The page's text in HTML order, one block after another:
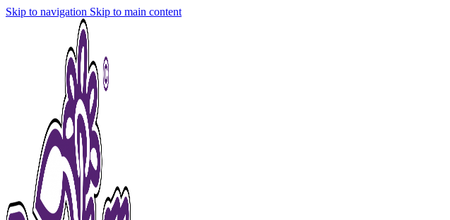
Skip to navigation Skip to main content